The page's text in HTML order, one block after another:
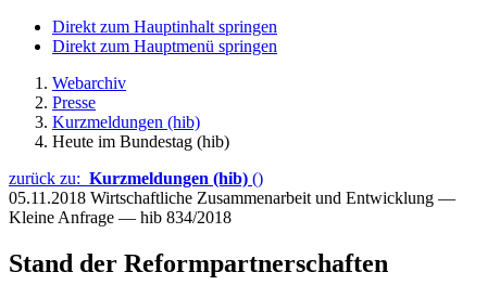
Direkt zum Hauptinhalt springen
Direkt zum Hauptmenü springen
Webarchiv
Presse
Kurzmeldungen (hib)
Heute im Bundestag (hib)
zurück zu: Kurzmeldungen (hib) ()
05.11.2018 Wirtschaftliche Zusammenarbeit und Entwicklung —
Kleine Anfrage — hib 834/2018
Stand der Reformpartnerschaften